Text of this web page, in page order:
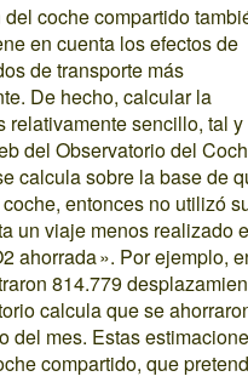
coche compartido
en cuenta los efectos de
de transporte más
De hecho, calcular la
relativamente sencillo, tal y
del Observatorio del
calcula sobre la base de
entonces no utilizó
un viaje menos realizado
ahorrada ». Por ejemplo,
814.779
calcula que se
del mes. Estas
compartido, que